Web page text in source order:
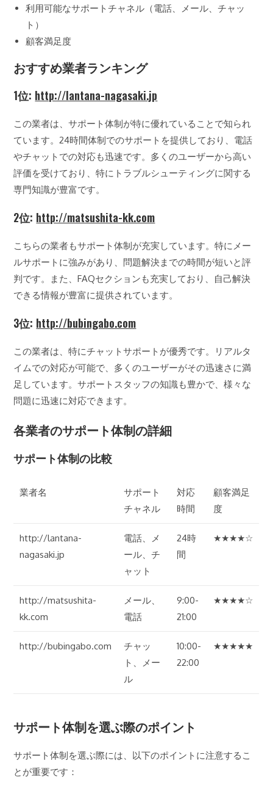
利用可能なサポートチャネル（電話、メール、チャッ
ト）
顧客満足度
おすすめ業者ランキング
1位: http://lantana-nagasaki.jp
この業者は、サポート体制が特に優れていることで知られ
ています。24時間体制でのサポートを提供しており、電話
やチャットでの対応も迅速です。多くのユーザーから高い
評価を受けており、特にトラブルシューティングに関する
専門知識が豊富です。
2位: http://matsushita-kk.com
こちらの業者もサポート体制が充実しています。特にメー
ルサポートに強みがあり、問題解決までの時間が短いと評
判です。また、FAQセクションも充実しており、自己解決
できる情報が豊富に提供されています。
3位: http://bubingabo.com
この業者は、特にチャットサポートが優秀です。リアルタ
イムでの対応が可能で、多くのユーザーがその迅速さに満
足しています。サポートスタッフの知識も豊かで、様々な
問題に迅速に対応できます。
各業者のサポート体制の詳細
サポート体制の比較
業者名
サポート
チャネル
対応
時間
顧客満足
度
http://lantana-
nagasaki.jp
電話、メ
ール、チ
ャット
24時
間
★★★★☆
http://matsushita-
kk.com
メール、
電話
9:00-
21:00
★★★★☆
http://bubingabo.com
チャッ
ト、メー
ル
10:00-
22:00
★★★★★
サポート体制を選ぶ際のポイント
サポート体制を選ぶ際には、以下のポイントに注意するこ
とが重要です：